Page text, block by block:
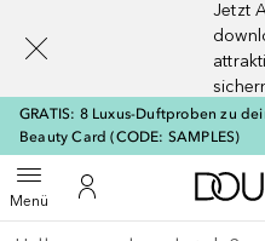
Jetzt
GRATIS: 8 Luxus-Duftproben zu
Beauty Card (CODE: SAMPLES)
MenüMenü öffnenZu Meinem
Gehe zurück
Suche ausführen